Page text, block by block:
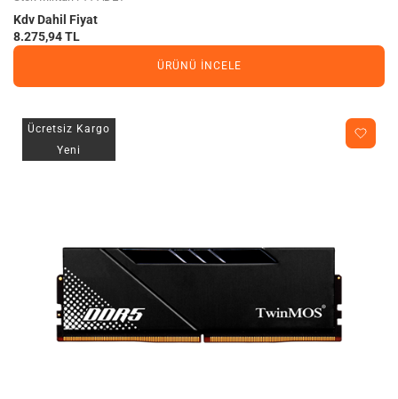
Kdv Dahil Fiyat
8.275,94 TL
ÜRÜNÜ İNCELE
Ücretsiz Kargo
Yeni